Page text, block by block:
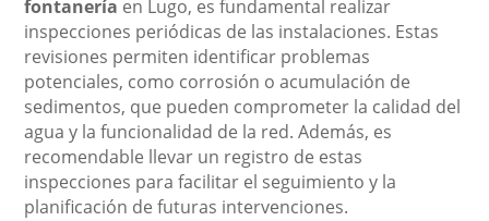
fontanería en Lugo, es fundamental realizar
inspecciones periódicas de las instalaciones. Estas
revisiones permiten identificar problemas
potenciales, como corrosión o acumulación de
sedimentos, que pueden comprometer la calidad del
agua y la funcionalidad de la red. Además, es
recomendable llevar un registro de estas
inspecciones para facilitar el seguimiento y la
planificación de futuras intervenciones.